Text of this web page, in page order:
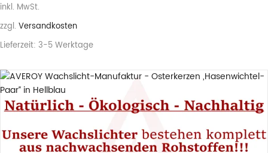
inkl. MwSt.
zzgl. Versandkosten
Lieferzeit: 3-5 Werktage